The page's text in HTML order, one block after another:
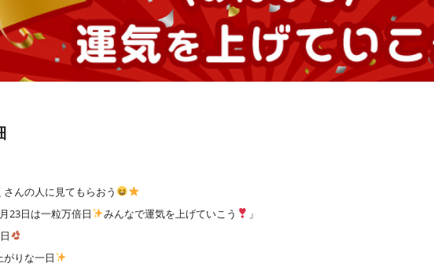
んの人に見てもらおう
23日は一粒万倍日
みんなで運気を上げていこう
」
りな一日